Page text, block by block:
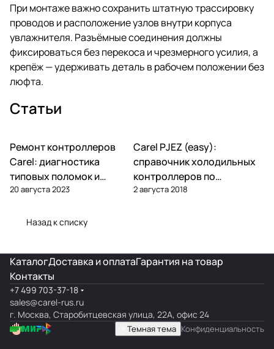
При монтаже важно сохранить штатную трассировку
проводов и расположение узлов внутри корпуса
увлажнителя. Разъёмные соединения должны
фиксироваться без перекоса и чрезмерного усилия, а
крепёж — удерживать деталь в рабочем положении без
люфта.
Статьи
Автоматика и контроллеры
Ремонт контроллеров
Carel: диагностика
типовых поломок и
замена
20 августа 2023
Автоматика и контроллеры
Carel PJEZ (easy):
справочник холодильных
контроллеров по
артикулам
2 августа 2018
Назад к списку
КаталогДоставка и оплатаГарантия на товар
Контакты
+7 499 703-37-18
sales@carel-rus.ru
г. Москва, Старобитцевская улица, 22А, офис 24
Темная тема Конфиденциальность